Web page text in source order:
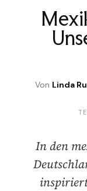
Von Linda
In den